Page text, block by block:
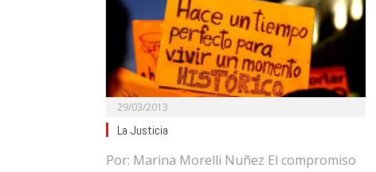
29/03/2013
La Justicia
Por: Marina Morelli Nuñez El compromiso